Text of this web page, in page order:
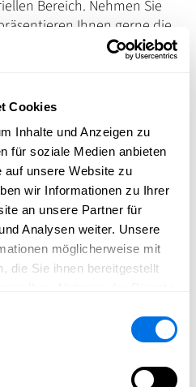
Cookies
Inhalte und Anzeigen zu
für soziale Medien anbieten
auf unsere Website zu
wir Informationen zu Ihrer
an unsere Partner für
Analysen weiter. Unsere
möglicherweise mit
die Sie ihnen bereitgestellt
Bereich. Nehmen Sie
Ihnen gerne die
die Ihnen Holzbau eröffnet.